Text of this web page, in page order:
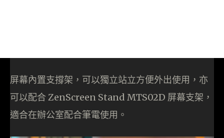
屏幕內置支撐架，可以獨立站立方便外出使用，亦
可以配合 ZenScreen Stand MTS02D 屏幕支架，
適合在辦公室配合筆電使用。